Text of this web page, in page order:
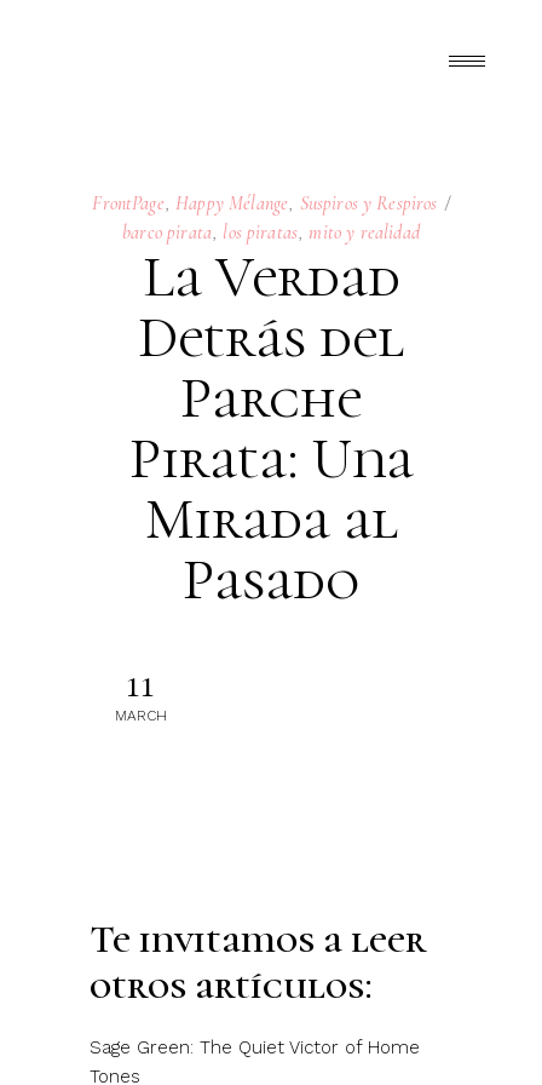
FrontPage, Happy Mélange, Suspiros y Respiros
barco pirata, los piratas, mito y realidad
La Verdad
Detrás del
Parche
Pirata: Una
Mirada al
Pasado
11
MARCH
Te invitamos a leer